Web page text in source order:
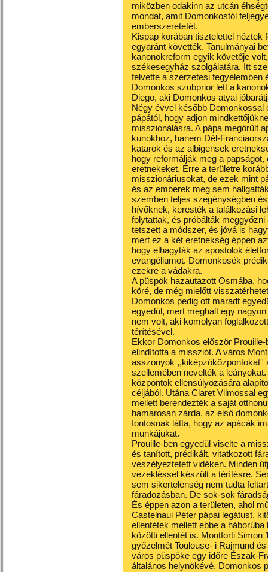
miközben odakinn az utcán
mondat, amit Domonkostól
emberszeretetét.
Kispap korában tisztelettel néztek
egyaránt követték. Tanulmányai
kanonokreform egyik követője
székesegyház szolgálatára. Itt
felvette a szerzetesi fegyelemben
Domonkos szubprior lett a
Diego, aki Domonkos atyai
Négy évvel később Domonkossal
pápától, hogy adjon
misszionálásra. A pápa megörült
kunokhoz, hanem Dél-
katarok és az albigensek
hogy reformálják meg a
eretnekeket. Erre a területre
misszionáriusokat, de ezek mint
és az emberek meg sem
szemben teljes szegénységben
hívőknek, keresték a találkozási
folytattak, és próbálták
tetszett a módszer, és jóvá is
mert ez a két eretnekség éppen
hogy elhagyták az apostolok
evangéliumot. Domonkosék
ezekre a vádakra.
A püspök hazautazott Osmába,
köré, de még mielőtt
Domonkos pedig ott maradt
egyedül, mert meghalt egy
nem volt, aki komolyan
térítésével.
Ekkor Domonkos először
elindította a missziót. A város
asszonyok ,,kiképzőközpontokat''
szellemében nevelték a
központok ellensúlyozására
céljából. Utána Claret Vilmossal
mellett berendezték a saját
hamarosan zárda, az első
fontosnak látta, hogy az apácák
munkájukat.
Prouille-ben egyedül viselte a
és tanított, prédikált, vitatkozott
veszélyeztetett vidéken. Minden
vezekléssel készült a térítésre.
sem sikertelenség nem tudta
fáradozásban. De sok-sok
És éppen azon a területen, ahol
Castelnaui Péter pápai legátust,
ellentétek mellett ebbe a
közötti ellentét is. Montforti Simon
győzelmét Toulouse- i Rajmund
város püspöke egy időre Észak-
általános helynökévé. Domonkos